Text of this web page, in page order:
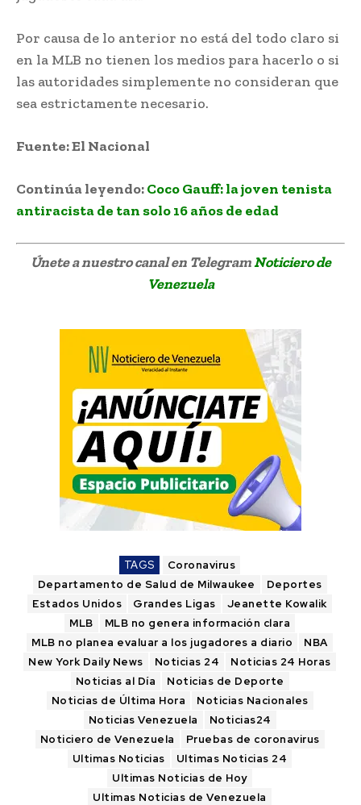
Por causa de lo anterior no está del todo claro si
en la MLB no tienen los medios para hacerlo o si
las autoridades simplemente no consideran que
sea estrictamente necesario.
Fuente: El Nacional
Continúa leyendo:Coco Gauff: la joven tenista
antiracista de tan solo 16 años de edad
Únete a nuestro canal en TelegramNoticiero de
Venezuela
TAGS
Coronavirus
Departamento de Salud de Milwaukee
Deportes
Estados Unidos
Grandes Ligas
Jeanette Kowalik
MLB
MLB no genera información clara
MLB no planea evaluar a los jugadores a diario
NBA
New York Daily News
Noticias 24
Noticias 24 Horas
Noticias al Día
Noticias de Deporte
Noticias de Última Hora
Noticias Nacionales
Noticias Venezuela
Noticias24
Noticiero de Venezuela
Pruebas de coronavirus
Ultimas Noticias
Ultimas Noticias 24
Ultimas Noticias de Hoy
Ultimas Noticias de Venezuela